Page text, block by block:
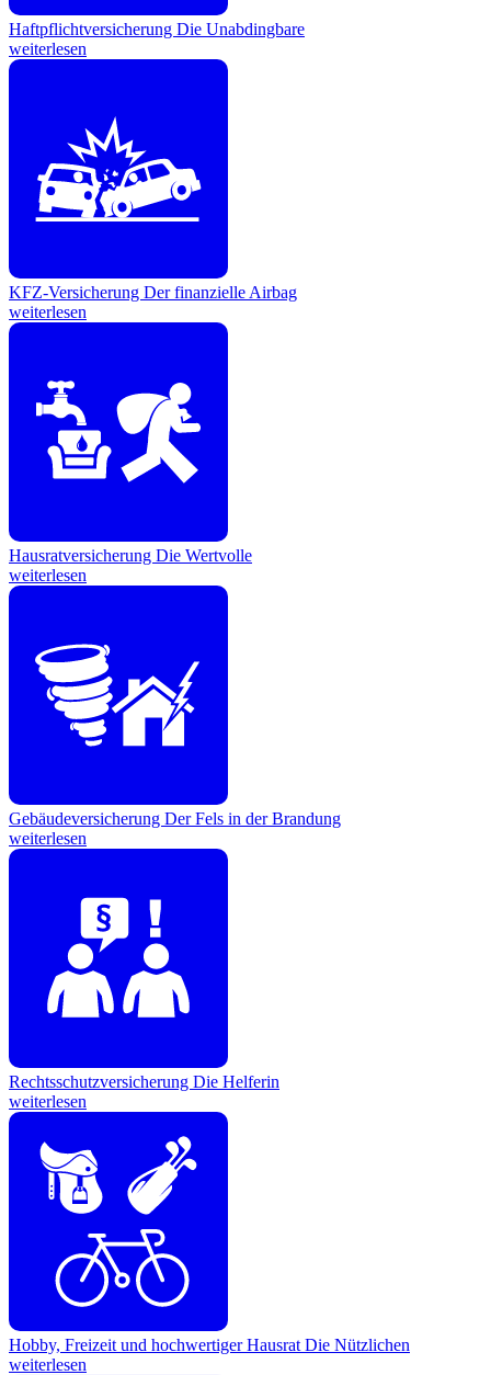
Haftpflichtversicherung Die Unabdingbare
weiterlesen
KFZ-Versicherung Der finanzielle Airbag
weiterlesen
Hausratversicherung Die Wertvolle
weiterlesen
Gebäudeversicherung Der Fels in der Brandung
weiterlesen
Rechtsschutzversicherung Die Helferin
weiterlesen
Hobby, Freizeit und hochwertiger Hausrat Die Nützlichen
weiterlesen